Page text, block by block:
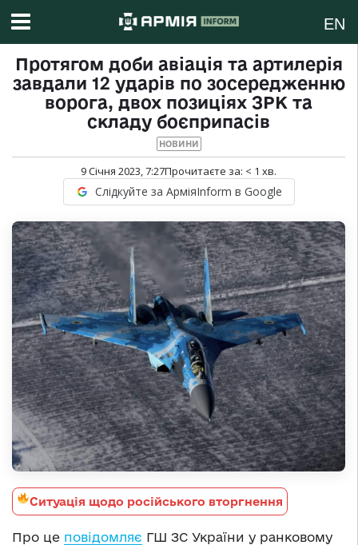
EN
Протягом доби авіація та артилерія
завдали 12 ударів по зосередженню
ворога, двох позиціях ЗРК та
складу боєприпасів
НОВИНИ
9 Січня 2023, 7:27Прочитаєте за: < 1 хв.
Слідкуйте за АрміяInform в Google
Ситуація щодо російського вторгнення
Про це повідомляє ГШ ЗС України у ранковому